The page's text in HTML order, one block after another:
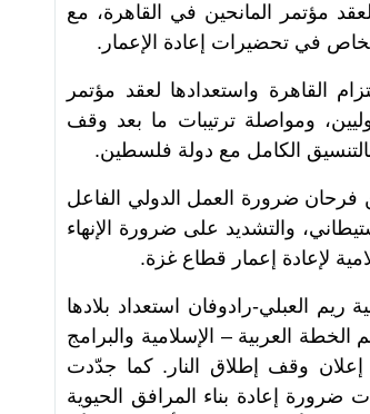
مؤتمر المانحين في القاهرة، مع
في تحضيرات إعادة الإعمار.
القاهرة واستعدادها لعقد مؤتمر
ومواصلة ترتيبات ما بعد وقف
الكامل مع دولة فلسطين.
فرحان ضرورة العمل الدولي الفاعل
والتشديد على ضرورة الإنهاء
لإعادة إعمار قطاع غزة.
ريم العبلي-رادوفان استعداد بلادها
العربية – الإسلامية والبرامج
إعلان وقف إطلاق النار. كما جدّدت
إعادة بناء المرافق الحيوية